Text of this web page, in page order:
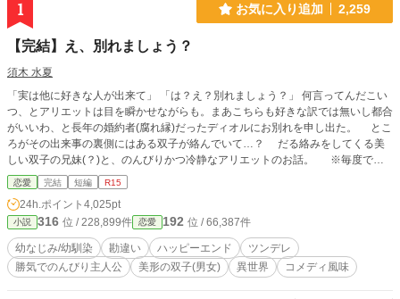
1 お気に入り追加 2,259
【完結】え、別れましょう？
須木 水夏
「実は他に好きな人が出来て」 「は？え？別れましょう？」 何言ってんだこい
つ、とアリエットは目を瞬かせながらも。まあこちらも好きな訳では無いし都合
がいいわ、と長年の婚約者(腐れ縁)だったディオルにお別れを申し出た。 とこ
ろがその出来事の裏側にはある双子が絡んでいて…？ だる絡みをしてくる美
しい双子の兄妹(？)と、のんびりかつ冷静なアリエットのお話。 ※毎度です
が空想であり、架空のお話です。史実に全く関係ありません。 ヨーロッパの雰
囲気出してますが、別物です。
恋愛 完結 短編 R15
24h.ポイント 4,025pt
小説 316 位 / 228,899件 恋愛 192 位 / 66,387件
幼なじみ/幼馴染 勘違い ハッピーエンド
ツンデレ
勝気でのんびり主人公
美形の双子(男女) 異世界 コメディ風味